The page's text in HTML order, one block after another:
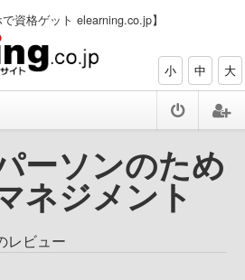
資格ゲット elearning.co.jp】
小 中 大
ーソンのため
ネジメント
レビュー